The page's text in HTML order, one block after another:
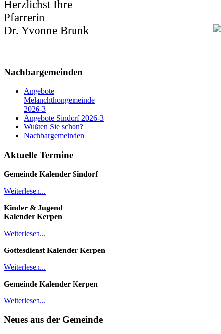
Herzlichst Ihre
Pfarrerin
Dr. Yvonne Brunk
Nachbargemeinden
Angebote
Melanchthongemeinde
2026-3
Angebote Sindorf 2026-3
Wußten Sie schon?
Nachbargemeinden
Aktuelle Termine
Gemeinde Kalender Sindorf
Weiterlesen...
Kinder & Jugend
Kalender Kerpen
Weiterlesen...
Gottesdienst Kalender Kerpen
Weiterlesen...
Gemeinde Kalender Kerpen
Weiterlesen...
Neues aus der Gemeinde